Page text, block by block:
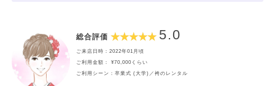
総合評価 5.0
ご来店日時：2022年01月頃
ご利用金額： ¥70,000くらい
ご利用シーン：卒業式 (大学)／袴のレンタル